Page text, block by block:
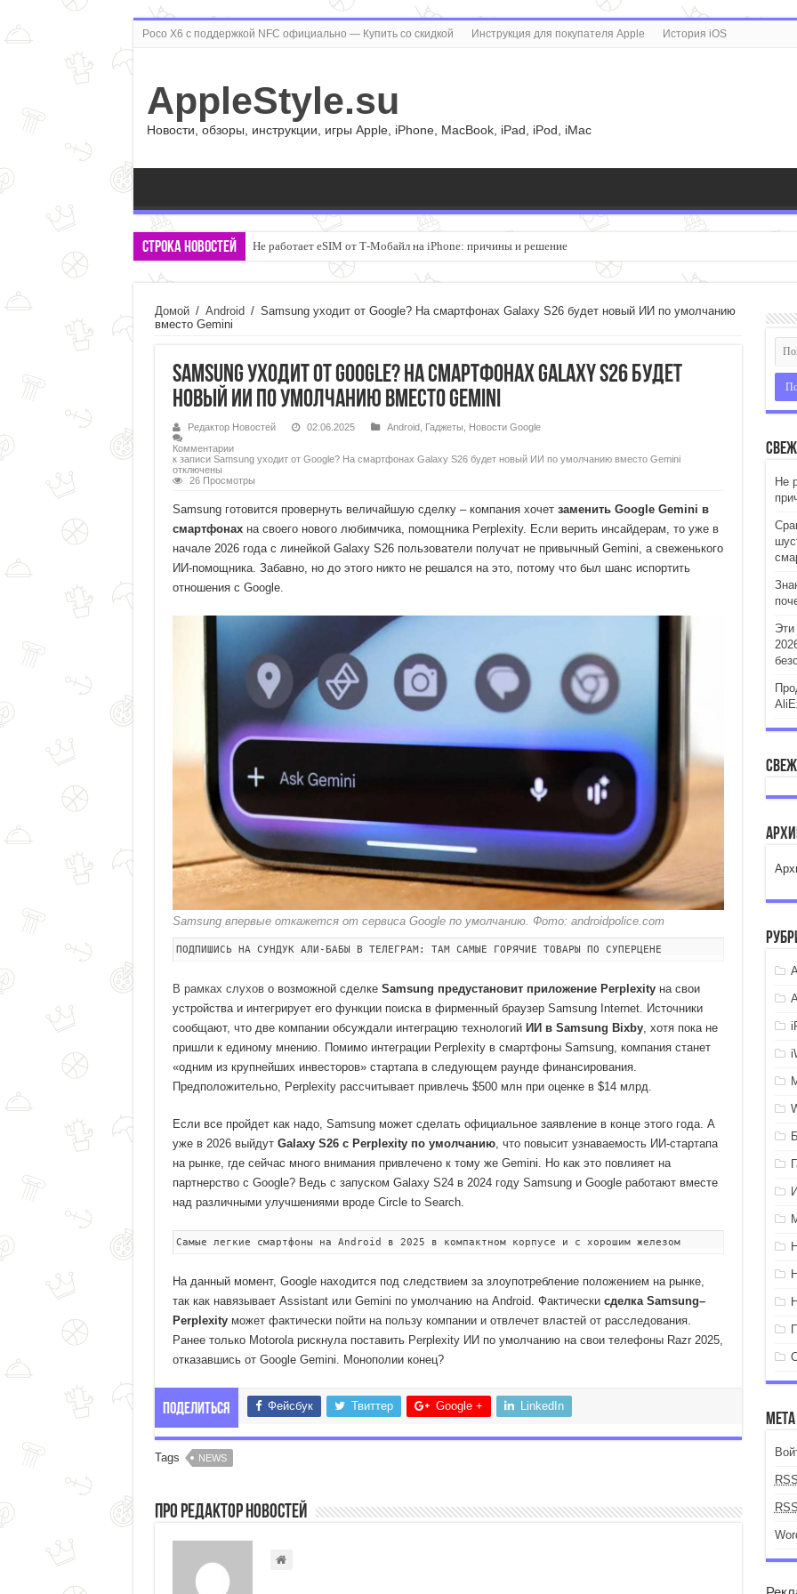
Poco X6 с поддержкой NFC официально — Купить со скидкой Инструкция для покупателя Apple История iOS
AppleStyle.su
Новости, обзоры, инструкции, игры Apple, iPhone, MacBook, iPad, iPod, iMac
Строка новостей Не работает eSIM от Т-Мобайл на iPhone: причины и решение
Сравнил realme P4 и REDMI Note 15: один шустрее, второй живет дольше. Какой смартфон купить в 2026?
Домой / Android / Samsung уходит от Google? На смартфонах Galaxy S26 будет новый ИИ по умолчанию
вместо Gemini
Samsung уходит от Google? На смартфонах Galaxy S26 будет
новый ИИ по умолчанию вместо Gemini
Редактор Новостей 02.06.2025 Android, Гаджеты
Новости Google
Комментарии
к записи Samsung уходит от Google? На смартфонах Galaxy S26 будет новый ИИ по умолчанию вместо Gemini
отключены
26 Просмотры
Samsung готовится провернуть величайшую сделку – компания хочет заменить Google Gemini в
смартфонахна своего нового любимчика, помощника Perplexity. Если верить инсайдерам, то уже в
начале 2026 года с линейкой Galaxy S26 пользователи получат не привычный Gemini, а свеженького
ИИ-помощника. Забавно, но до этого никто не решался на это, потому что был шанс испортить
отношения с Google.
Samsung впервые откажется от сервиса Google по умолчанию. Фото: androidpolice.com
ПОДПИШИСЬ НА СУНДУК АЛИ-БАБЫ В ТЕЛЕГРАМ: ТАМ САМЫЕ ГОРЯЧИЕ ТОВАРЫ ПО СУПЕРЦЕНЕ
В рамках слухово возможной сделке Samsung предустановит приложение Perplexityна свои
устройства и интегрирует его функции поиска в фирменный браузер Samsung Internet. Источники
сообщают, что две компании обсуждали интеграцию технологий ИИ в Samsung Bixby, хотя пока не
пришли к единому мнению. Помимо интеграции Perplexity в смартфоны Samsung, компания станет
«одним из крупнейших инвесторов» стартапа в следующем раунде финансирования.
Предположительно, Perplexity рассчитывает привлечь $500 млн при оценке в $14 млрд.
Если все пройдет как надо, Samsung может сделать официальное заявление в конце этого года. А
уже в 2026 выйдутGalaxy S26 с Perplexity по умолчанию, что повысит узнаваемость ИИ-стартапа
на рынке, где сейчас много внимания привлечено к тому же Gemini. Но как это повлияет на
партнерство с Google? Ведь с запуском Galaxy S24 в 2024 году Samsung и Google работают вместе
над различными улучшениями вроде Circle to Search.
Самые легкие смартфоны на Android в 2025 в компактном корпусе и с хорошим железом
На данный момент, Google находится под следствием за злоупотребление положением на рынке,
так как навязывает Assistant или Gemini по умолчанию на Android. Фактически сделка Samsung–
Perplexityможет фактически пойти на пользу компании и отвлечет властей от расследования.
Ранее только Motorola рискнула поставить Perplexity ИИ по умолчанию на свои телефоны Razr 2025,
отказавшись от Google Gemini. Монополии конец?
Поделиться Фейсбук Твиттер Google + LinkedIn
Tags NEWS
Про Редактор Новостей
Не
Мета
RSS
RSS